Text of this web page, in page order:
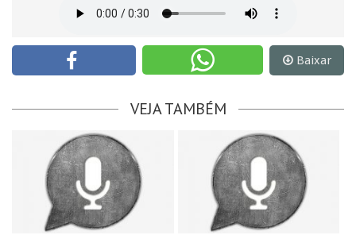
Baixar
VEJA TAMBÉM